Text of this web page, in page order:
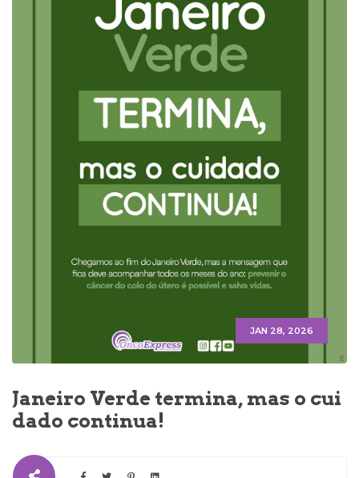
JAN 28, 2026
Janeiro Verde termina, mas o cui
dado continua!